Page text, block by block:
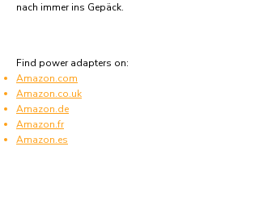
nach immer ins Gepäck.
Find power adapters on:
Amazon.com
Amazon.co.uk
Amazon.de
Amazon.fr
Amazon.es